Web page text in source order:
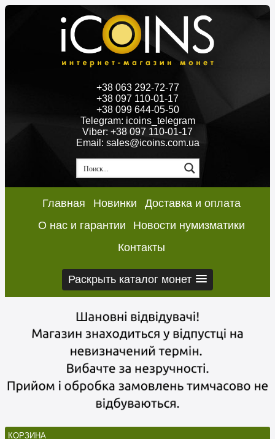
+38 063 292-72-77
+38 097 110-01-17
+38 099 644-05-50
Telegram: icoins_telegram
Viber: +38 097 110-01-17
Email: sales@icoins.com.ua
Главная Новинки
Доставка и оплата
О нас и гарантии
Новости нумизматики
Контакты
Раскрыть каталог монет
КОРЗИНА